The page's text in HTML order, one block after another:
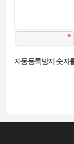
자동등록방지 숫자